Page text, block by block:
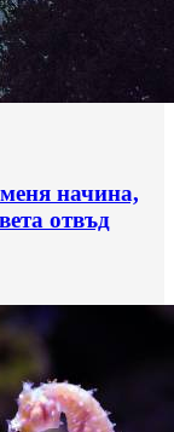
начина,
отвъд